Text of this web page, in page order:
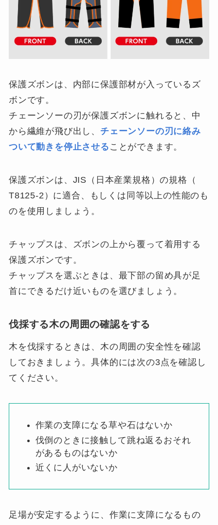
保護ズボンは、内部に保護部材が入っているズ
ボンです。
チェーンソーの刃が保護ズボンに触れると、中
から繊維が飛び出し、 チェーンソーの刃に絡み
ついて動きを停止させる ことができます。
保護ズボンは、JIS（日本産業規格）の規格（
T8125-2）に適合、もしくは同等以上の性能のも
のを使用しましょう。
チャップスは、ズボンの上から覆って着用する
保護ズボンです。
チャップスを選ぶときは、最下部の留め具が足
首にできるだけ近いものを選びましょう。
伐採する木の周囲の確認をする
木を伐採するときは、木の周囲の安全性を確認
しておきましょう。具体的には次の3点を確認し
てください。
作業の支障になる草や石はないか
伐倒のときに接触して跳ね返るおそれ
があるものはないか
近くに人がいないか
足場が安定するように、作業に支障になるもの